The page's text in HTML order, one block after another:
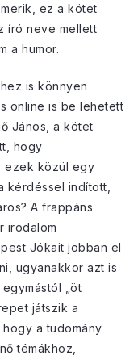
ez a kötet
író neve mellett
a humor.
is könnyen
online is be lehetett
János, a kötet
hogy
ezek közül egy
kérdéssel indított,
A frappáns
irodalom
Jókait jobban el
ugyanakkor azt is
„öt
játszik a
a tudomány
témákhoz,